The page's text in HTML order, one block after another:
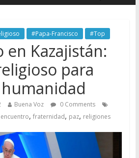
#Papa-Francisco #Top
en Kazajistán:
para
Buena Voz
0 Comments
encuentro, fraternidad, paz, religiones